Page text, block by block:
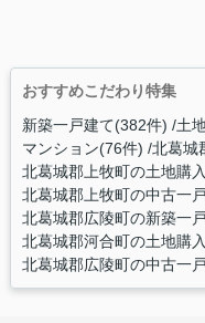
おすすめこだわり特集
新築一戸建て(382件) 土
マンション(76件) 北葛城
北葛城郡上牧町の土地購
北葛城郡上牧町の中古一
北葛城郡広陵町の新築一
北葛城郡河合町の土地購
北葛城郡広陵町の中古一